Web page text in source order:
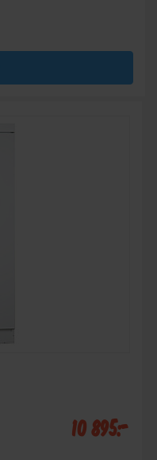
10 895:-